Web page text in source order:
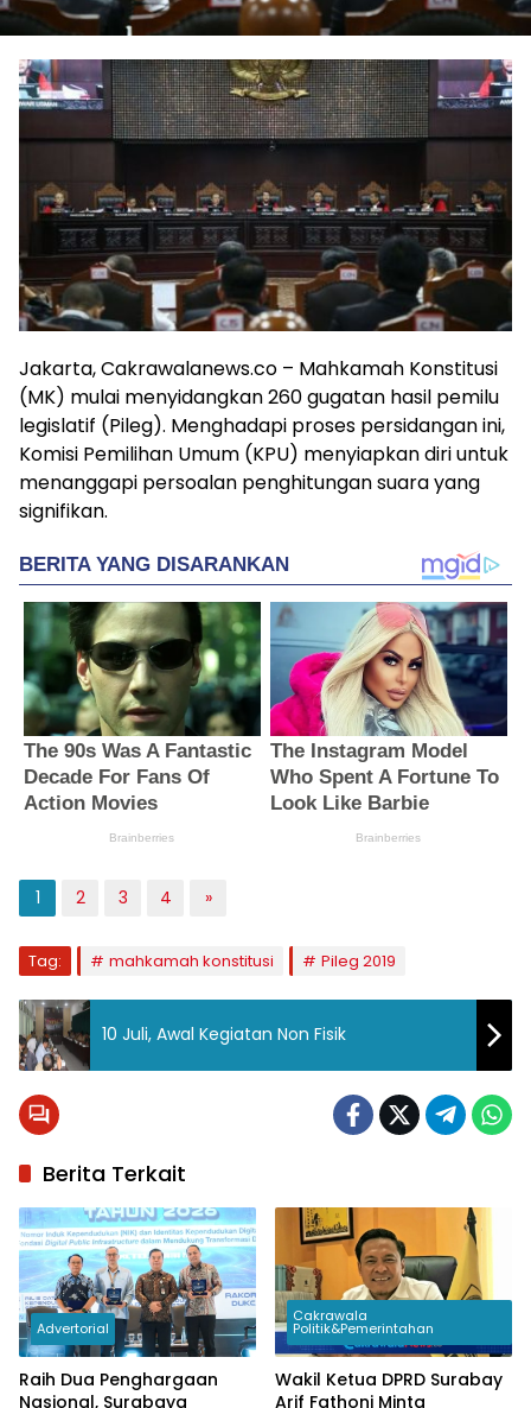
Jakarta, Cakrawalanews.co – Mahkamah Konstitusi
(MK) mulai menyidangkan 260 gugatan hasil pemilu
legislatif (Pileg). Menghadapi proses persidangan ini,
Komisi Pemilihan Umum (KPU) menyiapkan diri untuk
menanggapi persoalan penghitungan suara yang
signifikan.
1 2 3 4 »
Tag: mahkamah konstitusi Pileg 2019
10 Juli, Awal Kegiatan Non Fisik
Berita Terkait
Advertorial
Raih Dua Penghargaan
Nasional, Surabaya
Cakrawala
Politik&Pemerintahan
Wakil Ketua DPRD Surabay
Arif Fathoni Minta